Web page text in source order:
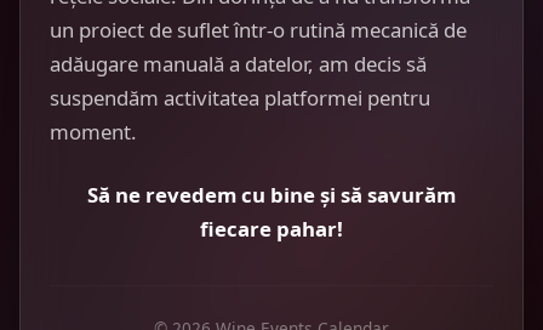
un proiect de suflet într-o rutină mecanică de
adăugare manuală a datelor, am decis să
suspendăm activitatea platformei pentru
moment.
Să ne revedem cu bine și să savurăm
fiecare pahar!